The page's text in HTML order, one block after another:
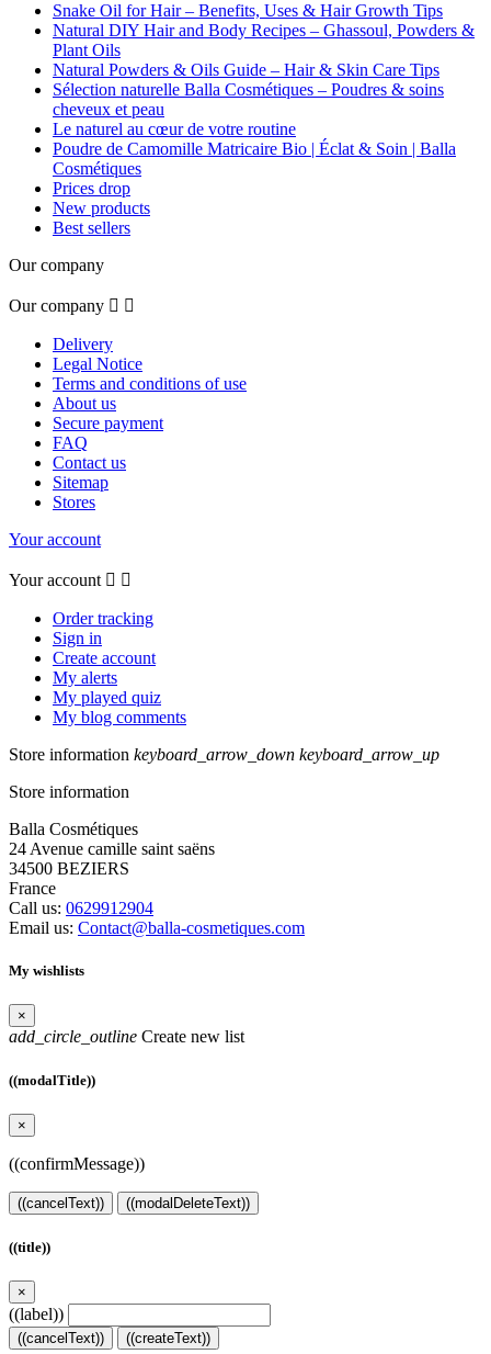
Snake Oil for Hair – Benefits, Uses & Hair Growth Tips
Natural DIY Hair and Body Recipes – Ghassoul, Powders &
Plant Oils
Natural Powders & Oils Guide – Hair & Skin Care Tips
Sélection naturelle Balla Cosmétiques – Poudres & soins
cheveux et peau
Le naturel au cœur de votre routine
Poudre de Camomille Matricaire Bio | Éclat & Soin | Balla
Cosmétiques
Prices drop
New products
Best sellers
Our company
Our company  
Delivery
Legal Notice
Terms and conditions of use
About us
Secure payment
FAQ
Contact us
Sitemap
Stores
Your account
Your account  
Order tracking
Sign in
Create account
My alerts
My played quiz
My blog comments
Store information keyboard_arrow_down keyboard_arrow_up
Store information
Balla Cosmétiques
24 Avenue camille saint saëns
34500 BEZIERS
France
Call us: 0629912904
Email us: Contact@balla-cosmetiques.com
My wishlists
×
add_circle_outline Create new list
((modalTitle))
×
((confirmMessage))
((cancelText)) ((modalDeleteText))
((title))
×
((label))
((cancelText)) ((createText))